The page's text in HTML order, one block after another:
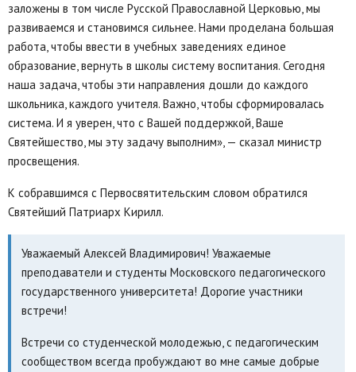
заложены в том числе Русской Православной Церковью, мы
развиваемся и становимся сильнее. Нами проделана большая
работа, чтобы ввести в учебных заведениях единое
образование, вернуть в школы систему воспитания. Сегодня
наша задача, чтобы эти направления дошли до каждого
школьника, каждого учителя. Важно, чтобы сформировалась
система. И я уверен, что с Вашей поддержкой, Ваше
Святейшество, мы эту задачу выполним», — сказал министр
просвещения.
К собравшимся с Первосвятительским словом обратился
Святейший Патриарх Кирилл.
Уважаемый Алексей Владимирович! Уважаемые
преподаватели и студенты Московского педагогического
государственного университета! Дорогие участники
встречи!
Встречи со студенческой молодежью, с педагогическим
сообществом всегда пробуждают во мне самые добрые